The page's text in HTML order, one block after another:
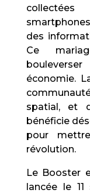
des
Ce
économie.
spatial, et
bénéficie
pour
révolution.
Le Booster
lancée le 11